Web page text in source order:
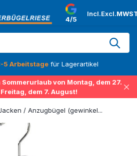
4/5
Incl.Excl.
5 Arbeitstage für Lagerartikel
von Montag, dem 27.
dem 7. August!
/ Anzugbügel (gewinkel...